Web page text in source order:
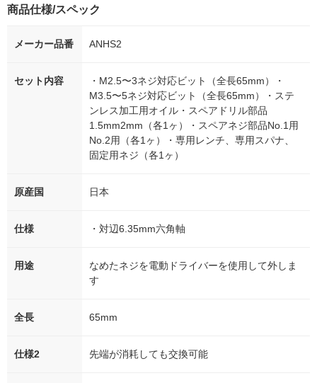
商品仕様/スペック
メーカー品番 ANHS2
セット内容
・M2.5〜3ネジ対応ビット（全長65mm）・
M3.5〜5ネジ対応ビット（全長65mm）・ステ
ンレス加工用オイル・スペアドリル部品
1.5mm2mm（各1ヶ）・スペアネジ部品No.1用
No.2用（各1ヶ）・専用レンチ、専用スパナ、
固定用ネジ（各1ヶ）
原産国 日本
仕様 ・対辺6.35mm六角軸
用途
なめたネジを電動ドライバーを使用して外しま
す
全長 65mm
仕様2 先端が消耗しても交換可能